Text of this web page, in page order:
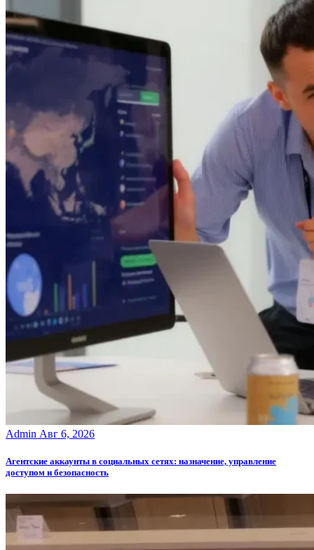
Admin Авг 6, 2026
Агентские аккаунты в социальных сетях: назначение, управление
доступом и безопасность